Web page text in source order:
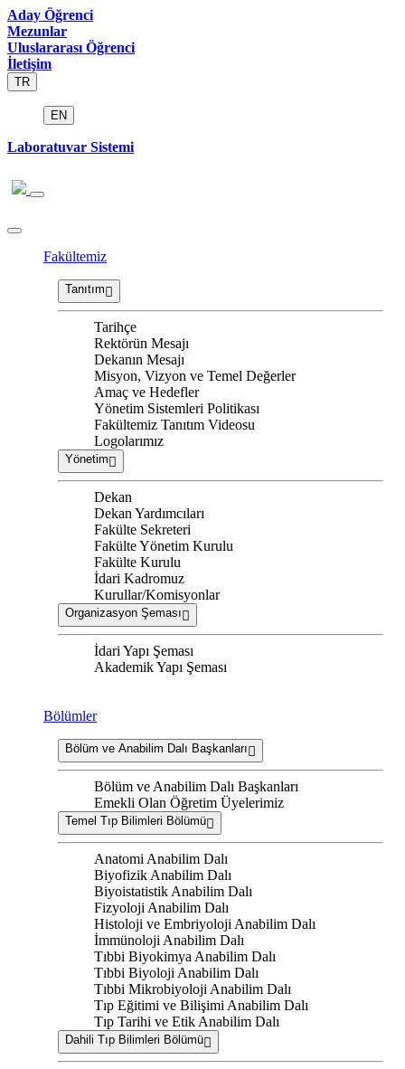
Aday Öğrenci
Mezunlar
Uluslararası Öğrenci
İletişim
TR
EN
Laboratuvar Sistemi
Fakültemiz
Tanıtım
Tarihçe
Rektörün Mesajı
Dekanın Mesajı
Misyon, Vizyon ve Temel Değerler
Amaç ve Hedefler
Yönetim Sistemleri Politikası
Fakültemiz Tanıtım Videosu
Logolarımız
Yönetim
Dekan
Dekan Yardımcıları
Fakülte Sekreteri
Fakülte Yönetim Kurulu
Fakülte Kurulu
İdari Kadromuz
Kurullar/Komisyonlar
Organizasyon Şeması
İdari Yapı Şeması
Akademik Yapı Şeması
Bölümler
Bölüm ve Anabilim Dalı Başkanları
Bölüm ve Anabilim Dalı Başkanları
Emekli Olan Öğretim Üyelerimiz
Temel Tıp Bilimleri Bölümü
Anatomi Anabilim Dalı
Biyofizik Anabilim Dalı
Biyoistatistik Anabilim Dalı
Fizyoloji Anabilim Dalı
Histoloji ve Embriyoloji Anabilim Dalı
İmmünoloji Anabilim Dalı
Tıbbi Biyokimya Anabilim Dalı
Tıbbi Biyoloji Anabilim Dalı
Tıbbi Mikrobiyoloji Anabilim Dalı
Tıp Eğitimi ve Bilişimi Anabilim Dalı
Tıp Tarihi ve Etik Anabilim Dalı
Dahili Tıp Bilimleri Bölümü